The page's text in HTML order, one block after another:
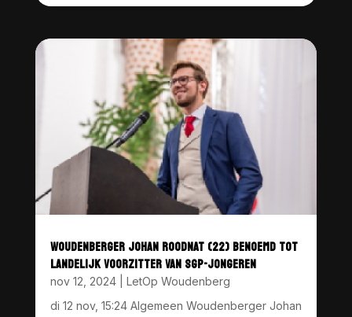
WOUDENBERGER JOHAN ROODNAT (22) BENOEMD TOT
LANDELIJK VOORZITTER VAN SGP-JONGEREN
nov 12, 2024| LetOp Woudenberg
di 12 nov, 15:24 Algemeen Woudenberger Johan